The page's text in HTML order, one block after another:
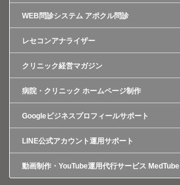
WEB問診システム アポクル問診
レセコンアナライザー
クリニック経営マガジン
病院・クリニック ホームページ制作
Googleビジネスプロフィールサポート
LINE公式アカウント運用サポート
動画制作・YouTube運用代行サービス MedTube